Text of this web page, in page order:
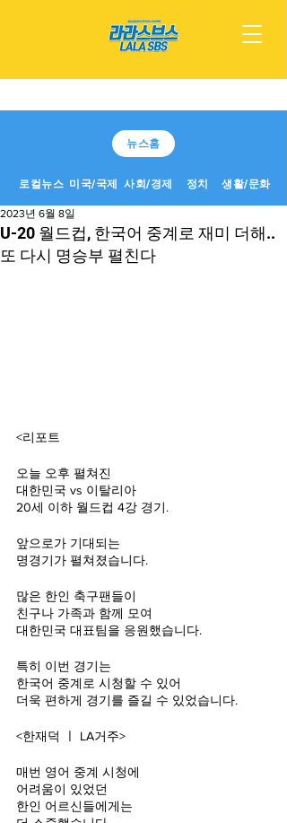
뉴스홈
로컬뉴스 미국/국제 사회/경제 정치 생활/문화
U-20 월드컵, 한국어 중계로 재미 더해..
또 다시 명승부 펼친다
2023년 6월 8일
<리포트
오늘 오후 펼쳐진
대한민국 vs 이탈리아
20세 이하 월드컵 4강 경기.
앞으로가 기대되는
명경기가 펼쳐졌습니다.
많은 한인 축구팬들이
친구나 가족과 함께 모여
대한민국 대표팀을 응원했습니다.
특히 이번 경기는
한국어 중계로 시청할 수 있어
더욱 편하게 경기를 즐길 수 있었습니다.
<한재덕 ㅣ LA거주>
매번 영어 중계 시청에
어려움이 있었던
한인 어르신들에게는